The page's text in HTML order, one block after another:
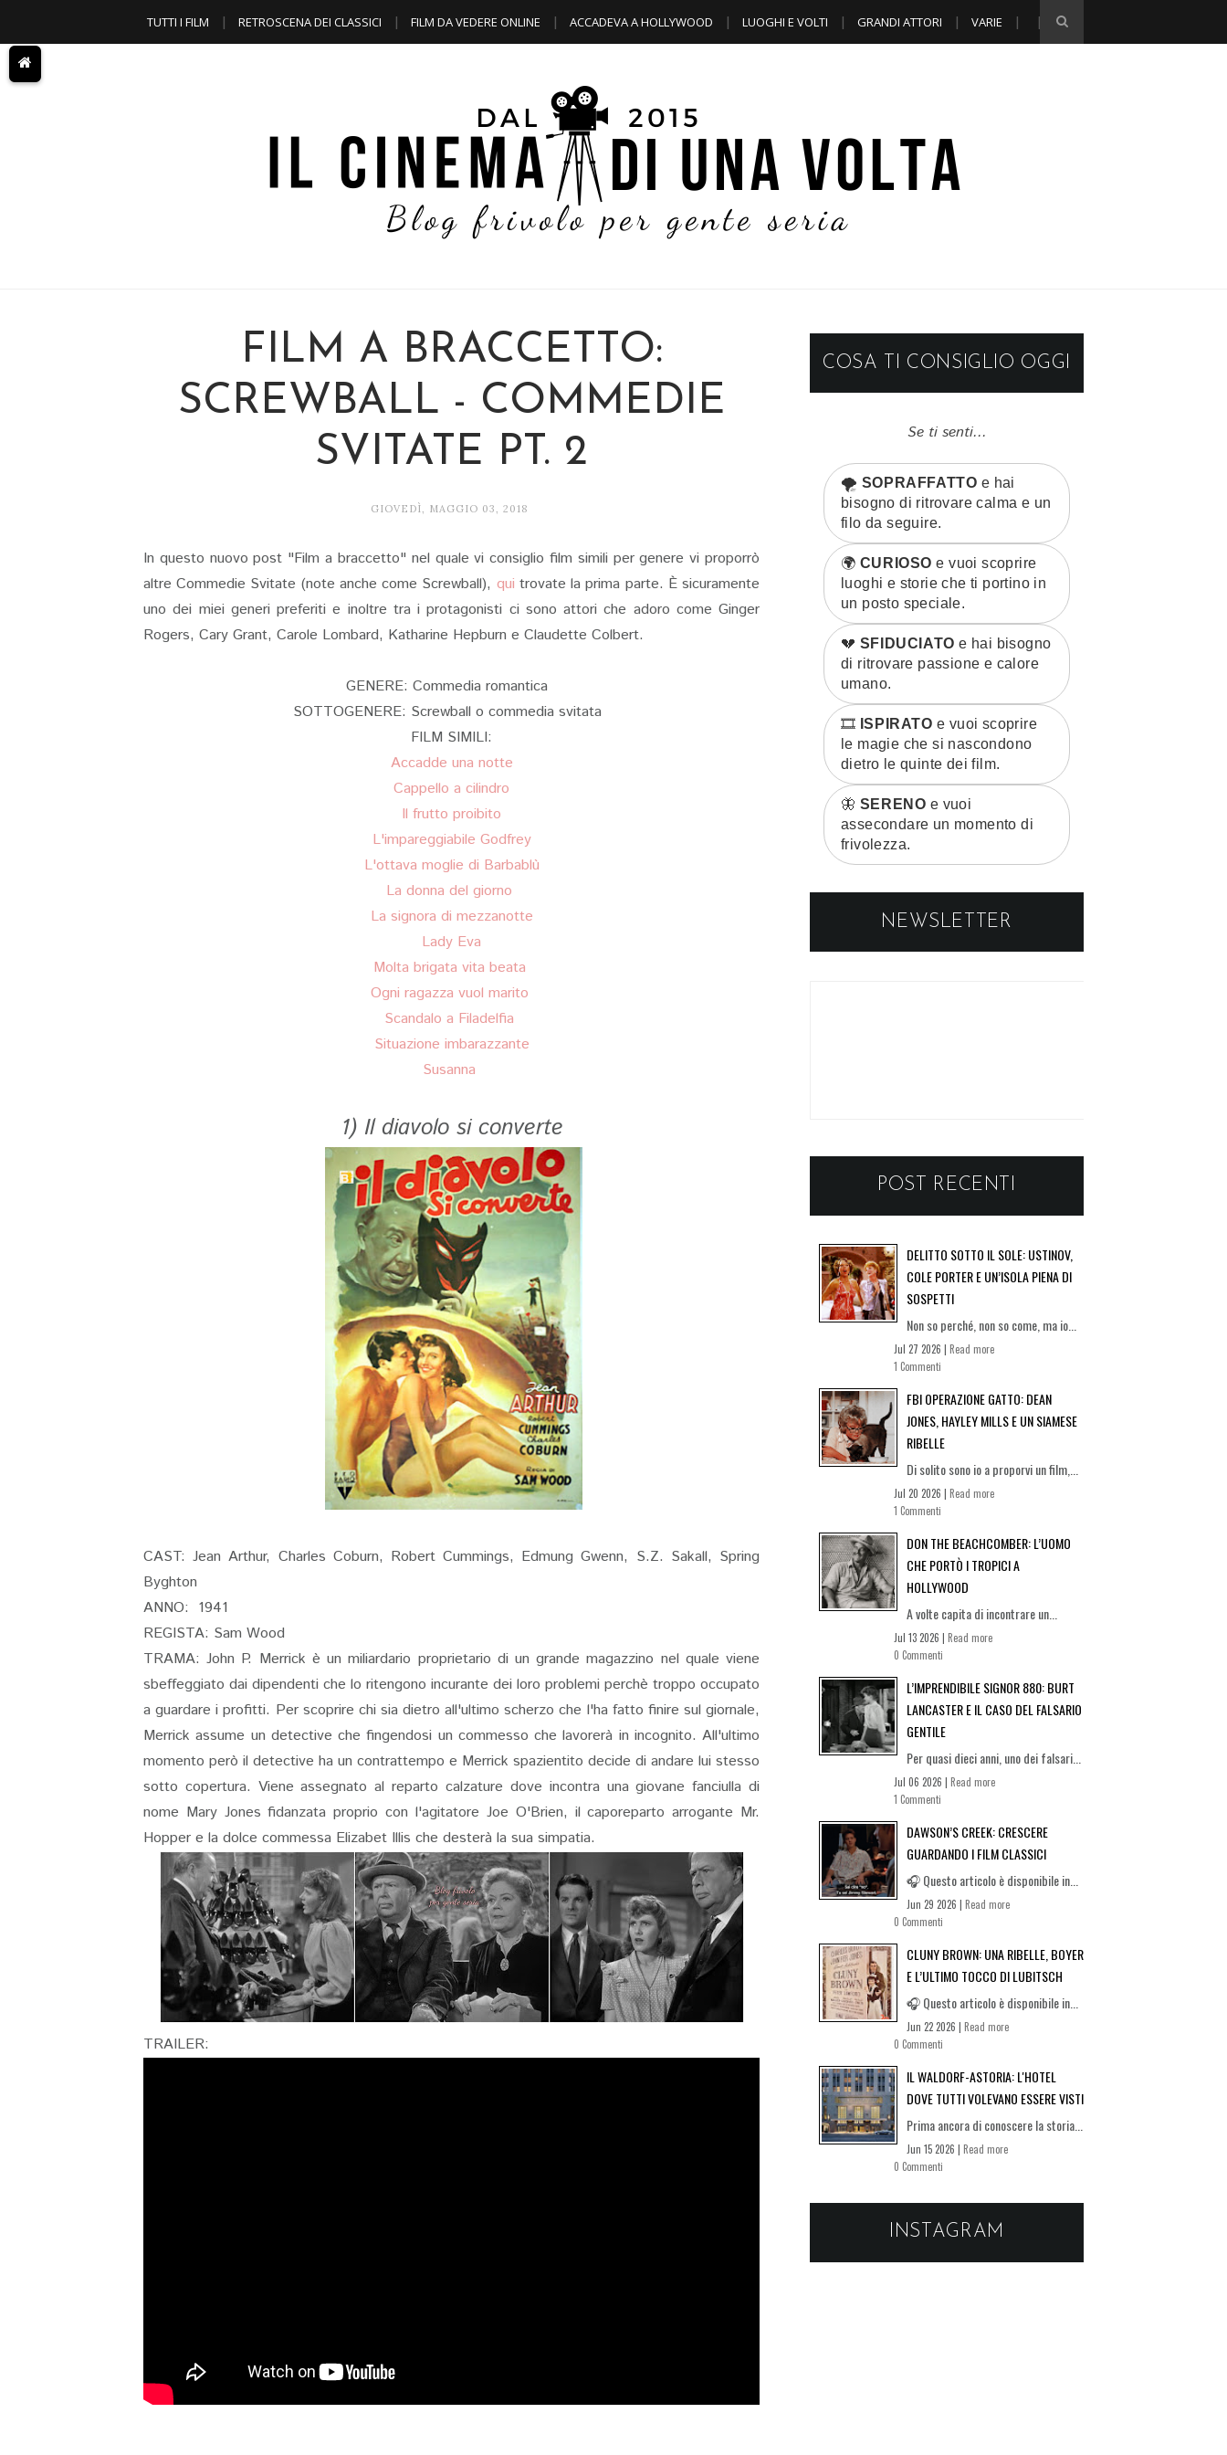
TUTTI I FILM RETROSCENA DEI CLASSICI FILM DA VEDERE ONLINE ACCADEVA A HOLLYWOOD LUOGHI E VOLTI GRANDI ATTORI VARIE
FILM A BRACCETTO:
SCREWBALL - COMMEDIE
SVITATE PT. 2
GIOVEDÌ, MAGGIO 03, 2018
In questo nuovo post "Film a braccetto" nel quale vi consiglio film simili per genere vi proporrò
altre Commedie Svitate (note anche come Screwball), qui trovate la prima parte. È sicuramente
uno dei miei generi preferiti e inoltre tra i protagonisti ci sono attori che adoro come Ginger
Rogers, Cary Grant, Carole Lombard, Katharine Hepburn e Claudette Colbert.
GENERE: Commedia romantica
SOTTOGENERE: Screwball o commedia svitata
FILM SIMILI:
Accadde una notte
Cappello a cilindro
Il frutto proibito
L'impareggiabile Godfrey
L'ottava moglie di Barbablù
La donna del giorno
La signora di mezzanotte
Lady Eva
Molta brigata vita beata
Ogni ragazza vuol marito
Scandalo a Filadelfia
Situazione imbarazzante
Susanna
1) Il diavolo si converte
CAST: Jean Arthur, Charles Coburn, Robert Cummings, Edmung Gwenn, S.Z. Sakall, Spring
Byghton
ANNO: 1941
REGISTA: Sam Wood
TRAMA: John P. Merrick è un miliardario proprietario di un grande magazzino nel quale viene
sbeffeggiato dai dipendenti che lo ritengono incurante dei loro problemi perchè troppo occupato
a guardare i profitti. Per scoprire chi sia dietro all'ultimo scherzo che l'ha fatto finire sul giornale,
Merrick assume un detective che fingendosi un commesso che lavorerà in incognito. All'ultimo
momento però il detective ha un contrattempo e Merrick spazientito decide di andare lui stesso
sotto copertura. Viene assegnato al reparto calzature dove incontra una giovane fanciulla di
nome Mary Jones fidanzata proprio con l'agitatore Joe O'Brien, il caporeparto arrogante Mr.
Hopper e la dolce commessa Elizabet Illis che desterà la sua simpatia.
TRAILER:
COSA TI CONSIGLIO OGGI
Se ti senti...
🌪️ SOPRAFFATTO e hai
bisogno di ritrovare calma e un
filo da seguire.
🌍 CURIOSO e vuoi scoprire
luoghi e storie che ti portino in
un posto speciale.
💔 SFIDUCIATO e hai bisogno
di ritrovare passione e calore
umano.
🎞️ ISPIRATO e vuoi scoprire
le magie che si nascondono
dietro le quinte dei film.
🦋 SERENO e vuoi
assecondare un momento di
frivolezza.
NEWSLETTER
POST RECENTI
DELITTO SOTTO IL SOLE: USTINOV,
COLE PORTER E UN’ISOLA PIENA DI
SOSPETTI
Non so perché, non so come, ma io...
Jul 27 2026 | Read more
1 Commenti
FBI OPERAZIONE GATTO: DEAN
JONES, HAYLEY MILLS E UN SIAMESE
RIBELLE
Di solito sono io a proporvi un film,...
Jul 20 2026 | Read more
1 Commenti
DON THE BEACHCOMBER: L’UOMO
CHE PORTÒ I TROPICI A
HOLLYWOOD
A volte capita di incontrare un...
Jul 13 2026 | Read more
0 Commenti
L’IMPRENDIBILE SIGNOR 880: BURT
LANCASTER E IL CASO DEL FALSARIO
GENTILE
Per quasi dieci anni, uno dei falsari...
Jul 06 2026 | Read more
1 Commenti
DAWSON’S CREEK: CRESCERE
GUARDANDO I FILM CLASSICI
🎧 Questo articolo è disponibile in...
Jun 29 2026 | Read more
0 Commenti
CLUNY BROWN: UNA RIBELLE, BOYER
E L’ULTIMO TOCCO DI LUBITSCH
🎧 Questo articolo è disponibile in...
Jun 22 2026 | Read more
0 Commenti
IL WALDORF-ASTORIA: L'HOTEL
DOVE TUTTI VOLEVANO ESSERE VISTI
Prima ancora di conoscere la storia...
Jun 15 2026 | Read more
0 Commenti
INSTAGRAM